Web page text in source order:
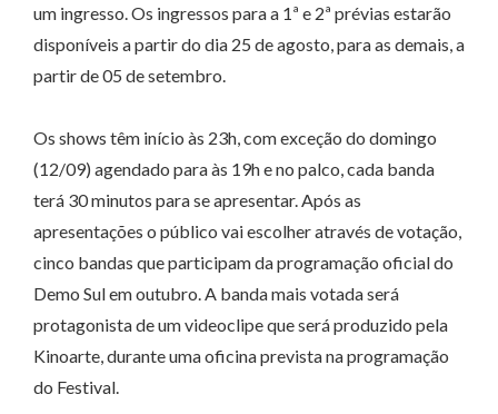
um ingresso. Os ingressos para a 1ª e 2ª prévias estarão
disponíveis a partir do dia 25 de agosto, para as demais, a
partir de 05 de setembro.
Os shows têm início às 23h, com exceção do domingo
(12/09) agendado para às 19h e no palco, cada banda
terá 30 minutos para se apresentar. Após as
apresentações o público vai escolher através de votação,
cinco bandas que participam da programação oficial do
Demo Sul em outubro. A banda mais votada será
protagonista de um videoclipe que será produzido pela
Kinoarte, durante uma oficina prevista na programação
do Festival.